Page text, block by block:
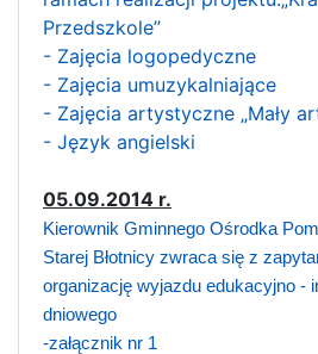
Przedszkole”
- Zajęcia logopedyczne
- Zajęcia umuzykalniające
- Zajęcia artystyczne „Mały
- Język angielski
05.09.2014 r.
Kierownik Gminnego Ośrodka
Starej Błotnicy zwraca się z
organizację wyjazdu edukacyjno -
dniowego
-załącznik nr 1